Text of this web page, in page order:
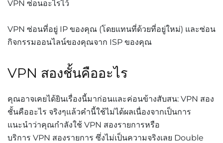
VPN ซ่อนอะไรไว้
VPN ซ่อนที่อยู่ IP ของคุณ (โดยแทนที่ด้วยที่อยู่ใหม่) และซ่อน
กิจกรรมออนไลน์ของคุณจาก ISP ของคุณ
VPN สองชั้นคืออะไร
คุณอาจเคยได้ยินเรื่องนี้มาก่อนและค่อนข้างสับสน: VPN สอง
ชั้นคืออะไร จริงๆแล้วคำนี้ใช้ไม่ได้ผลเนื่องจากเป็นการ
แนะนำว่าคุณกำลังใช้ VPN สองรายการหรือ
บริการ VPN สองรายการ ซึ่งไม่เป็นความจริงเลย Double